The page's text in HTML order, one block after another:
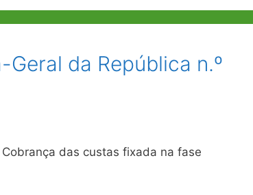
da República n.º
Cobrança das custas fixada na fase